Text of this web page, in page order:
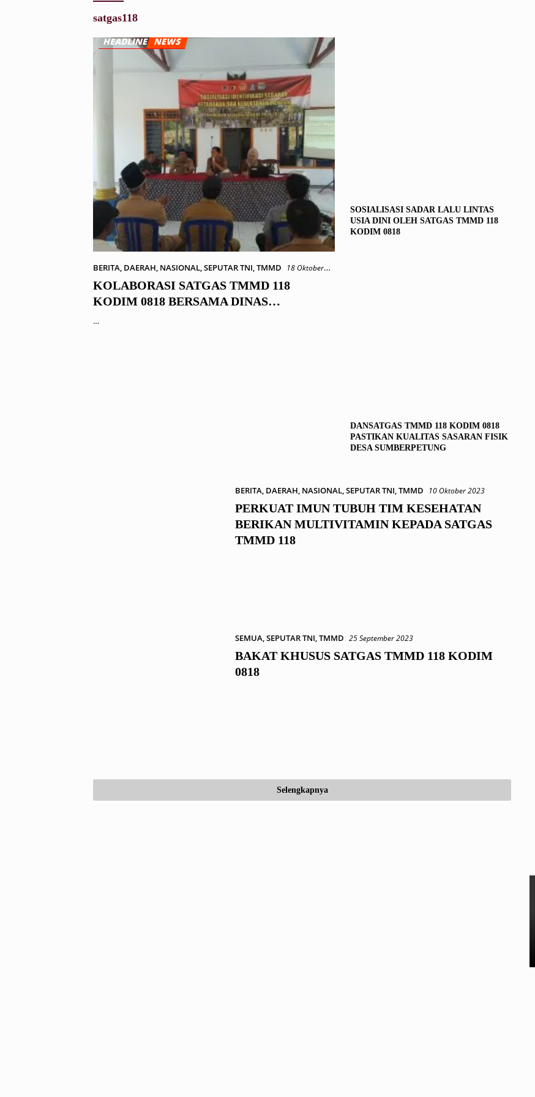
satgas118
BERITA, DAERAH, NASIONAL,SEPUTAR TNI,TMMD
18 Oktober
2023
KOLABORASI SATGAS TMMD 118
KODIM 0818 BERSAMA DINAS
…
SOSIALISASI SADAR LALU LINTAS
USIA DINI OLEH SATGAS TMMD 118
KODIM 0818
DANSATGAS TMMD 118 KODIM 0818
PASTIKAN KUALITAS SASARAN FISIK
DESA SUMBERPETUNG
BERITA, DAERAH, NASIONAL,SEPUTAR TNI,TMMD 10 Oktober 2023
PERKUAT IMUN TUBUH TIM KESEHATAN
BERIKAN MULTIVITAMIN KEPADA SATGAS
TMMD 118
SEMUA,SEPUTAR TNI,TMMD 25 September 2023
BAKAT KHUSUS SATGAS TMMD 118 KODIM
0818
Selengkapnya